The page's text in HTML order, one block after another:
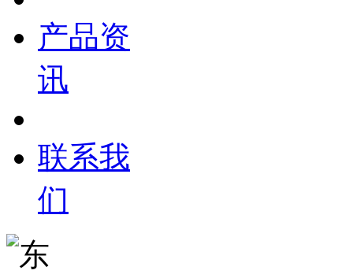
产品资
讯
联系我
们